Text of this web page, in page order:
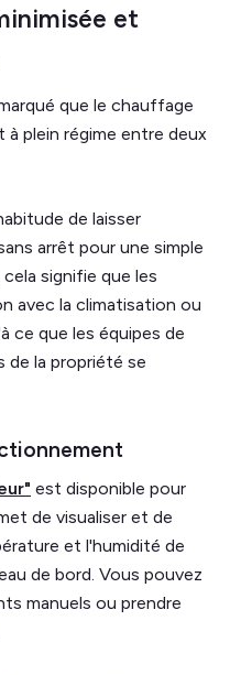
et
que le chauffage
plein régime entre deux
de laisser
arrêt pour une simple
signifie que les
avec la climatisation ou
ce que les équipes de
de la propriété se
est disponible pour
de visualiser et de
et l'humidité de
de bord. Vous pouvez
manuels ou prendre